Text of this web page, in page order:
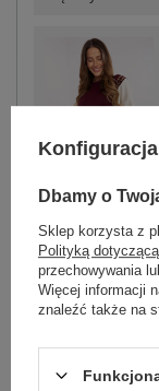
bordowy
Zadzwoń+48
Dbamy o
Sklep korzysta z
Polityką
przechowywania
Więcej informacji
znaleźć także na